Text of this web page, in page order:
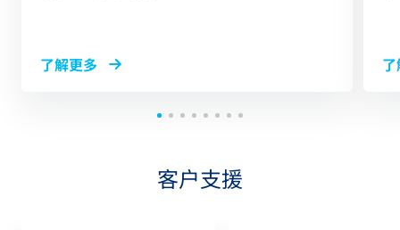
了解更多
客户支援